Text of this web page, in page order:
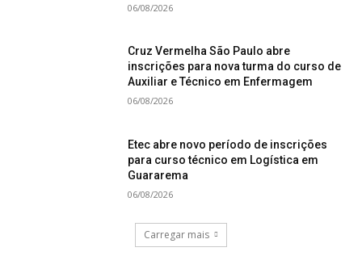
06/08/2026
Cruz Vermelha São Paulo abre
inscrições para nova turma do curso de
Auxiliar e Técnico em Enfermagem
06/08/2026
Etec abre novo período de inscrições
para curso técnico em Logística em
Guararema
06/08/2026
Carregar mais